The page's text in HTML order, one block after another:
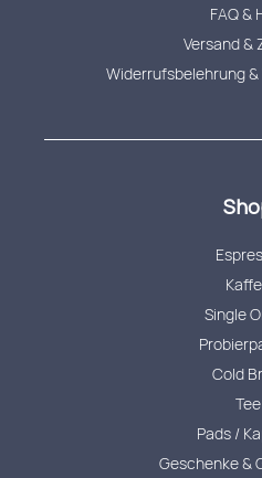
FAQ &
Versand &
Widerrufsbelehrung
Single
Cold
Tee
Pads /
Geschenke &